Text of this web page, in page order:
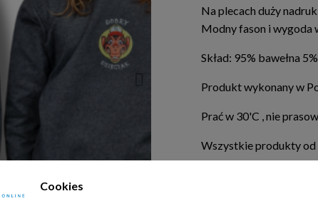
Na plecach duży
Modny fason i wygoda
Skład: 95% bawełna
Produkt wykonany w
Prać w 30'C , nie
Wszystkie produkty od
Obserwujcie Nasze
Cookies